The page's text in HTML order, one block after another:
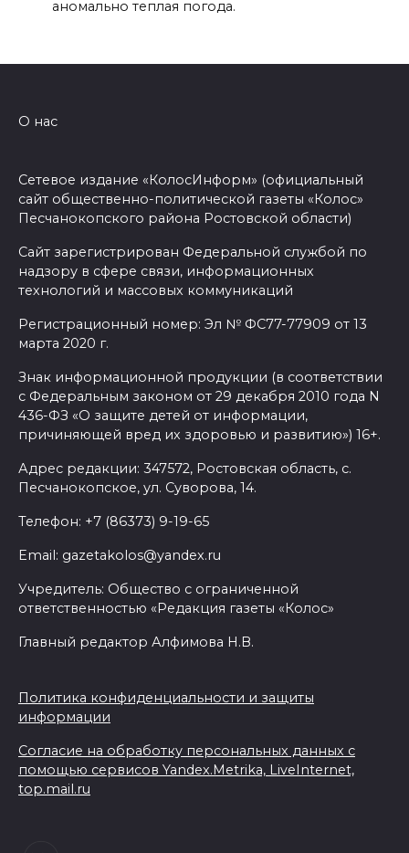
аномально теплая погода.
О нас
Сетевое издание «КолосИнформ» (официальный
сайт общественно-политической газеты «Колос»
Песчанокопского района Ростовской области)
Сайт зарегистрирован Федеральной службой по
надзору в сфере связи, информационных
технологий и массовых коммуникаций
Регистрационный номер: Эл № ФС77-77909 от 13
марта 2020 г.
Знак информационной продукции (в соответствии
с Федеральным законом от 29 декабря 2010 года N
436-ФЗ «О защите детей от информации,
причиняющей вред их здоровью и развитию») 16+.
Адрес редакции: 347572, Ростовская область, с.
Песчанокопское, ул. Суворова, 14.
Телефон: +7 (86373) 9-19-65
Email: gazetakolos@yandex.ru
Учредитель: Общество с ограниченной
ответственностью «Редакция газеты «Колос»
Главный редактор Алфимова Н.В.
Политика конфиденциальности и защиты
информации
Согласие на обработку персональных данных с
помощью сервисов Yandex.Metrika, LiveInternet,
top.mail.ru